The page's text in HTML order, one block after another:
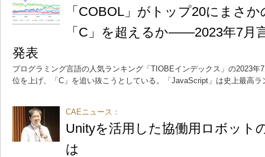
「COBOL」がトップ20にまさ
「C」を超えるか――2023年7月
発表
プログラミング言語の人気ランキング「TIOBEインデックス」の2023年
位を上げ、「C」を追い抜こうとしている。「JavaScript」は史上最高ラ
CAEニュース：
Unityを活用した協働用ロボット
は